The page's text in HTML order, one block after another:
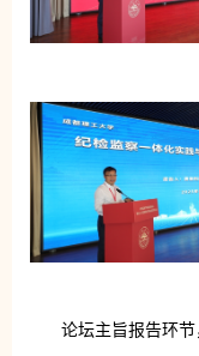
论坛主旨报告环